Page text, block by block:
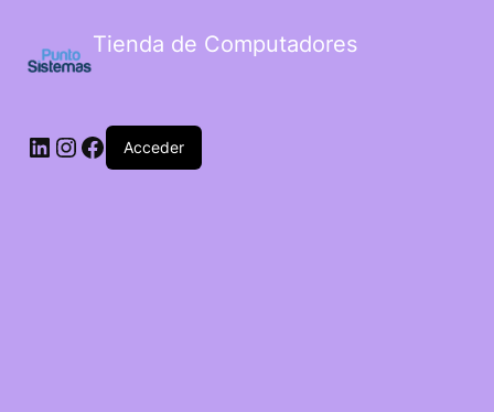
Tienda de Computadores
Acceder